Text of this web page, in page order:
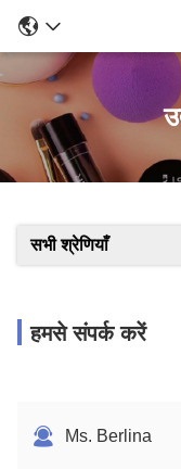
सभी श्रेणियाँ
हमसे संपर्क करें
Ms. Berlina